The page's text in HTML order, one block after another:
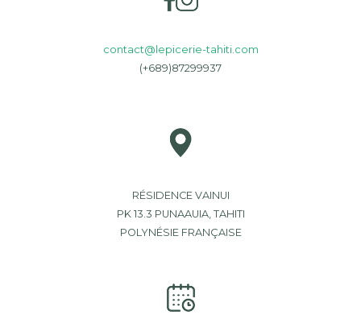
contact@lepicerie-tahiti.com
(+689)87299937
RÉSIDENCE VAINUI
PK 13.3 PUNAAUIA, TAHITI
POLYNÉSIE FRANÇAISE